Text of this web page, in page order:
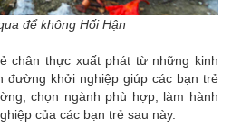
để không Hối Hận
chân thực xuất phát từ những kinh
đường khởi nghiệp giúp các bạn trẻ
chọn ngành phù hợp, làm hành
của các bạn trẻ sau này.